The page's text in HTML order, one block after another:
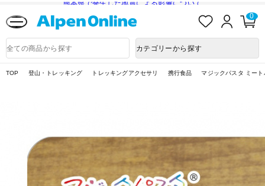
熊本県で発生した地震による影響について
入
ロ
ン
0
品
検
カテゴリーから探す
TOP 登山・トレッキング トレッキングアクセサリ 携行食品 マジックパスタ ミート